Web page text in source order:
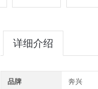
详细介绍
品牌 奔兴